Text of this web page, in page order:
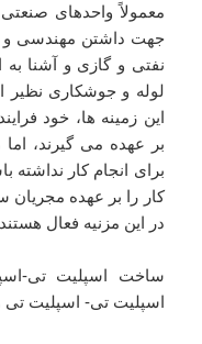
معمولاً واحدهای
جهت داشتن مهندسی و
نفتی و گازی و آشنا به
این زمینه ها، خود
بر عهده می گیرند،
برای انجام کار نداشته
کار را بر عهده
در این مزنیه فعال
ساخت اسپلیت تی-
اسپلیت تی- اسپلیت